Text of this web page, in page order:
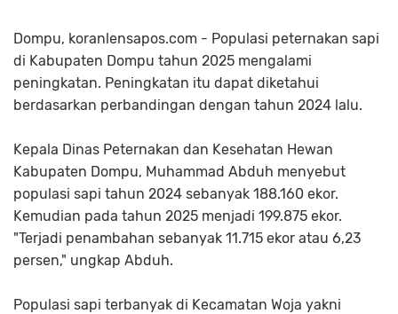
Dompu, koranlensapos.com - Populasi peternakan sapi
di Kabupaten Dompu tahun 2025 mengalami
peningkatan. Peningkatan itu dapat diketahui
berdasarkan perbandingan dengan tahun 2024 lalu.
Kepala Dinas Peternakan dan Kesehatan Hewan
Kabupaten Dompu, Muhammad Abduh menyebut
populasi sapi tahun 2024 sebanyak 188.160 ekor.
Kemudian pada tahun 2025 menjadi 199.875 ekor.
"Terjadi penambahan sebanyak 11.715 ekor atau 6,23
persen," ungkap Abduh.
Populasi sapi terbanyak di Kecamatan Woja yakni